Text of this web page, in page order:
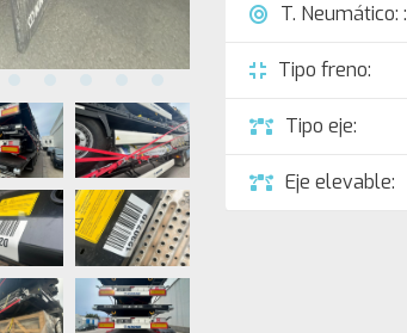
T. Neumático: :
Tipo freno:
Tipo eje:
Eje elevable: